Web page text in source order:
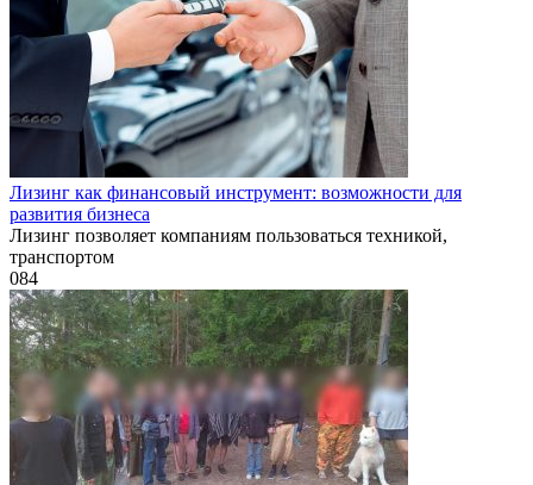
Лизинг как финансовый инструмент: возможности для
развития бизнеса
Лизинг позволяет компаниям пользоваться техникой,
транспортом
084